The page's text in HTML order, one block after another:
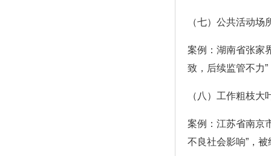
（七）公共活动场
案例：湖南省张家
致，后续监管不力
（八）工作粗枝大
案例：江苏省南京
不良社会影响”，